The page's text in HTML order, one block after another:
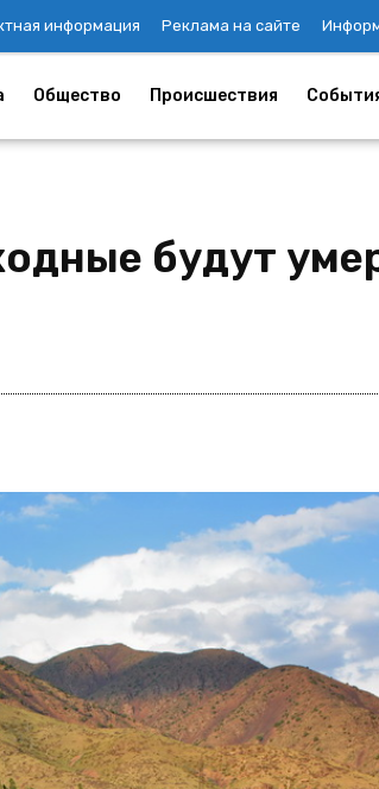
информация Реклама на сайте
Общество Происшествия
будут